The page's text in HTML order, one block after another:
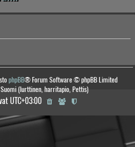
phpBB® Forum Software © phpBB Limited
Suomi (lurttinen, harritapio, Pettis)
UTC+03:00